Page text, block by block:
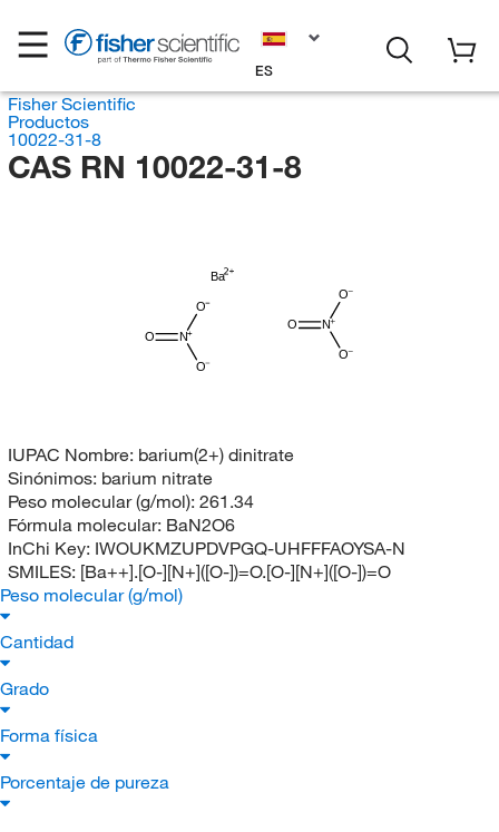
ES
Fisher Scientific
Productos
10022-31-8
CAS RN 10022-31-8
Ba
O
N
O
O
O
N
O
O
IUPAC Nombre: barium(2+) dinitrate
Sinónimos: barium nitrate
Peso molecular (g/mol): 261.34
Fórmula molecular: BaN2O6
InChi Key: IWOUKMZUPDVPGQ-UHFFFAOYSA-N
SMILES: [Ba++].[O-][N+]([O-])=O.[O-][N+]([O-])=O
Peso molecular (g/mol)
Cantidad
Grado
Forma física
Porcentaje de pureza